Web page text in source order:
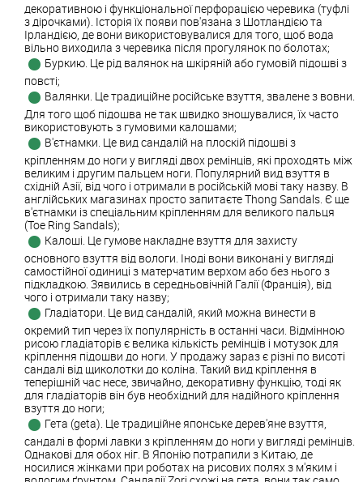
декоративною і функціональної перфорацією черевика (туфлі
з дірочками). Історія їх появи пов'язана з Шотландією та
Ірландією, де вони використовувалися для того, щоб вода
вільно виходила з черевика після прогулянок по болотах;
Буркию. Це рід валянок на шкіряній або гумовій підошві з
повсті;
Валянки. Це традиційне російське взуття, звалене з вовни.
Для того щоб підошва не так швидко зношувалися, їх часто
використовують з гумовими калошами;
В'єтнамки. Це вид сандалій на плоскій підошві з
кріпленням до ноги у вигляді двох ремінців, які проходять між
великим і другим пальцем ноги. Популярний вид взуття в
східній Азії, від чого і отримали в російській мові таку назву. В
англійських магазинах просто запитаєте Thong Sandals. Є ще
в'єтнамки із спеціальним кріпленням для великого пальця
(Toe Ring Sandals);
Калоші. Це гумове накладне взуття для захисту
основного взуття від вологи. Іноді вони виконані у вигляді
самостійної одиниці з матерчатим верхом або без нього з
підкладкою. Зявились в середньовічній Галії (Франція), від
чого і отримали таку назву;
Гладіатори. Це вид сандалій, який можна винести в
окремий тип через їх популярність в останні часи. Відмінною
рисою гладіаторів є велика кількість ремінців і мотузок для
кріплення підошви до ноги. У продажу зараз є різні по висоті
сандалі від щиколотки до коліна. Такий вид кріплення в
теперішній час несе, звичайно, декоративну функцію, тоді як
для гладіаторів він був необхідний для надійного кріплення
взуття до ноги;
Гета (geta). Це традиційне японське дерев'яне взуття,
сандалі в формі лавки з кріпленням до ноги у вигляді ремінців.
Однакові для обох ніг. В Японію потрапили з Китаю, де
носилися жінками при роботах на рисових полях з м'яким і